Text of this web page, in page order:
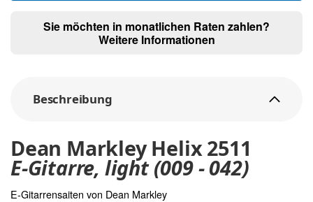
Sie möchten in monatlichen Raten zahlen?
Weitere Informationen
Beschreibung
Dean Markley Helix 2511
E-Gitarre, light (009 - 042)
E-Gitarrensaiten von Dean Markley